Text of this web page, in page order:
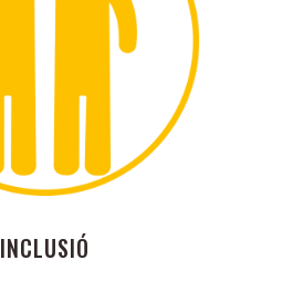
INCLUSIÓ